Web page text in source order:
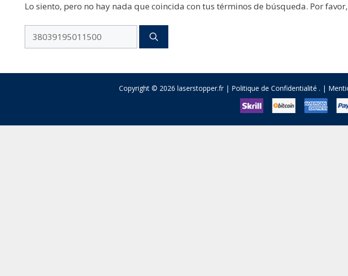
Lo siento, pero no hay nada que coincida con tus términos de búsqueda. Por
Copyright © 2026 laserstopper.fr | Politique de Confidentialité . |